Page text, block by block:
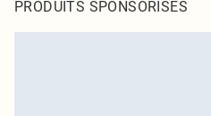
PRODUITS SPONSORISÉS